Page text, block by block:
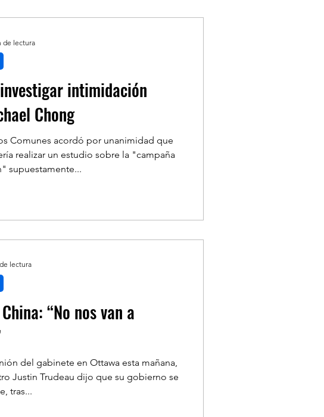
DE LA SEMANA
intimidación
Chong
Comunes acordó por unanimidad que
realizar un estudio sobre la "campaña
supuestamente...
de lectura
“No nos van a
del gabinete en Ottawa esta mañana,
Justin Trudeau dijo que su gobierno se
tras...
lectura